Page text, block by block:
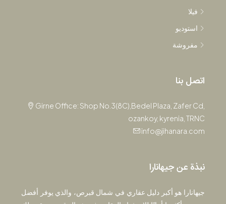
فيلا
استوديو
مفروشة
اتصل بنا
Girne Office: Shop No.3(8C),Bedel Plaza, Zafer Cd,
ozankoy, kyrenia, TRNC
info@jihanara.com
نبذة عن جيهانارا
جيهانارا هو أكبر دليل عقاري في شمال قبرص، والذي يوفر أفضل